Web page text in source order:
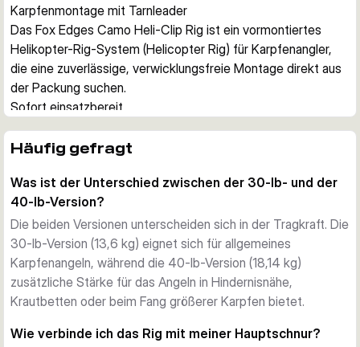
Karpfenmontage mit Tarnleader
Das Fox Edges Camo Heli-Clip Rig ist ein vormontiertes
Helikopter-Rig-System (Helicopter Rig) für Karpfenangler,
die eine zuverlässige, verwicklungsfreie Montage direkt aus
der Packung suchen.
Sofort einsatzbereit
Submerge-Leader geliefert, der eine eingespleißte Schlaufe
aufwendiges Knotenbinden oder zusätzliche Komponenten
nötig — einfach Blei einhängen und auswerfen.
Patentiertes Heli-Clip-System
Die Rigs verfügen über Fox-eigene Leader Beads, Heli
Swivels und die patentierten Heli-Clips, die eine sichere
Bleiverbindung mit zuverlässiger Abwurfmöglichkeit unter
Druck bieten. Drei Micro Anti Tangle Sleeves sind pro
gewährleisten.
Häufig gefragt
Was ist der Unterschied zwischen der 30-lb- und der
40-lb-Version?
Die beiden Versionen unterscheiden sich in der Tragkraft. Die
30-lb-Version (13,6 kg) eignet sich für allgemeines
Karpfenangeln, während die 40-lb-Version (18,14 kg)
zusätzliche Stärke für das Angeln in Hindernisnähe,
Krautbetten oder beim Fang größerer Karpfen bietet.
Wie verbinde ich das Rig mit meiner Hauptschnur?